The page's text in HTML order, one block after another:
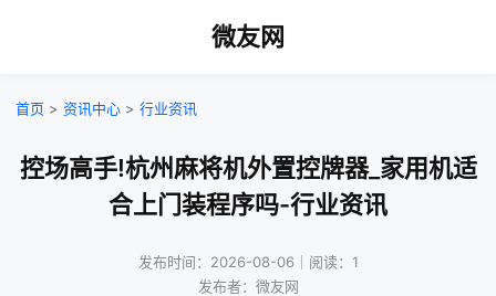
微友网
首页 > 资讯中心 > 行业资讯
控场高手!杭州麻将机外置控牌器_家用机适
合上门装程序吗-行业资讯
发布时间：2026-08-06｜阅读：1
发布者：微友网